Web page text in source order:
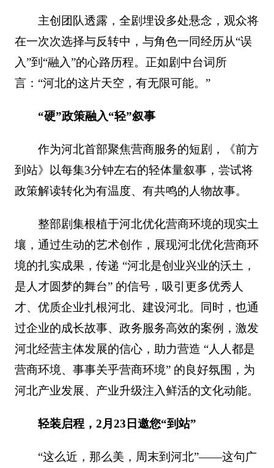
主创团队透露，全剧埋设多处悬念，观众将
在一次次选择与反转中，与角色一同经历从“误
入”到“融入”的心路历程。正如剧中台词所
言：“河北的这片天空，有无限可能。”
“硬”政策融入“轻”叙事
作为河北首部聚焦营商服务的短剧，《前方
到站》以每集3分钟左右的轻体量叙事，尝试将
政策解读转化为有温度、有共鸣的人物故事。
整部剧集根植于河北优化营商环境的现实土
壤，通过生动的艺术创作，展现河北优化营商环
境的扎实成果，传递 “河北是创业兴业的沃土，
是人才圆梦的舞台” 的信号，吸引更多优秀人
才、优质企业扎根河北、建设河北。同时，也通
过企业的成长故事、政务服务高效的案例，激发
河北经营主体发展的信心，助力营造 “人人都是
营商环境、事事关乎营商环境” 的良好氛围，为
河北产业发展、产业升级注入鲜活的文化动能。
轻装启程，2月23日邀您“到站”
“这么近，那么美，周末到河北”——这句广